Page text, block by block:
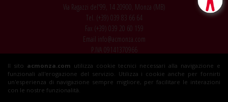
Via Ragazzi del'99, 14 20900, Monza (MB)
Tel. (+39) 039 83 66 64
Fax (+39) 039 20 60 159
Email info@acmonza.com
P.IVA 09141370966
© 2026 AC Monza
All rights reserved
Il sito acmonza.com utilizza cookie tecnici necessari alla navigazione e
funzionali all'erogazione del servizio. Utilizza i cookie anche per fornirti
un'esperienza di navigazione sempre migliore, per facilitare le interazioni
con le nostre funzionalità.